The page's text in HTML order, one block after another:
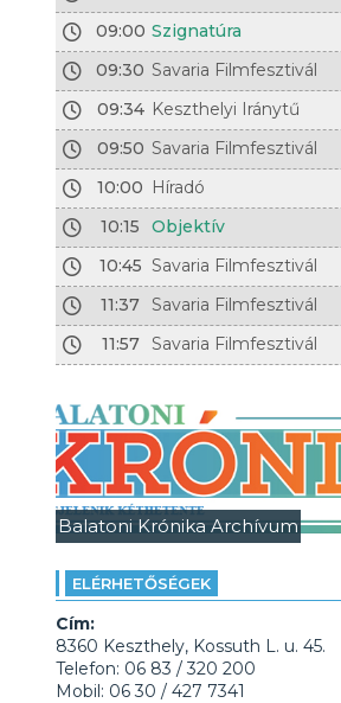
09:00 Szignatúra
09:30 Savaria Filmfesztivál
09:34 Keszthelyi Iránytű
09:50 Savaria Filmfesztivál
10:00 Híradó
10:15
Objektív
10:45 Savaria Filmfesztivál
11:37
Savaria Filmfesztivál
11:57 Savaria Filmfesztivál
Balatoni Krónika Archívum
ELÉRHETŐSÉGEK
Cím:
8360 Keszthely, Kossuth L. u. 45.
Telefon: 06 83 / 320 200
Mobil: 06 30 / 427 7341